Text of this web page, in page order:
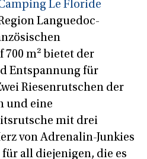
Le Floride
Languedoc-
m² bietet der
Entspannung für
Riesenrutschen der
und eine
mit drei
von Adrenalin-Junkies
all diejenigen, die es